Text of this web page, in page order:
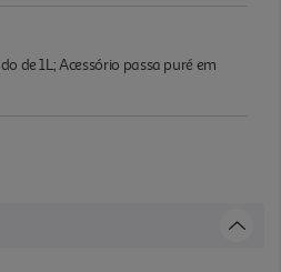
de 1L; Acessório passa puré em